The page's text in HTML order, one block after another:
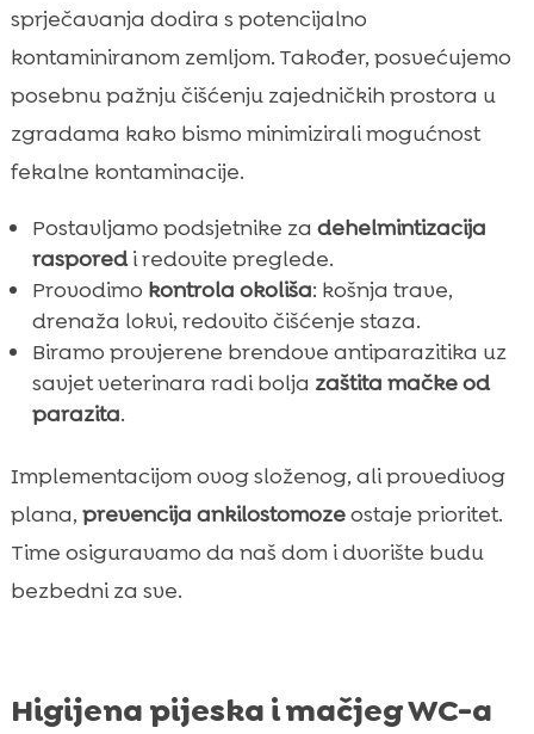
sprječavanja dodira s potencijalno
kontaminiranom zemljom. Također, posvećujemo
posebnu pažnju čišćenju zajedničkih prostora u
zgradama kako bismo minimizirali mogućnost
fekalne kontaminacije.
Postavljamo podsjetnike za dehelmintizacija
rasporedi redovite preglede.
Provodimo kontrola okoliša: košnja trave,
drenaža lokvi, redovito čišćenje staza.
Biramo provjerene brendove antiparazitika uz
savjet veterinara radi bolja zaštita mačke od
parazita.
Implementacijom ovog složenog, ali provedivog
plana, prevencija ankilostomozeostaje prioritet.
Time osiguravamo da naš dom i dvorište budu
bezbedni za sve.
Higijena pijeska i mačjeg WC-a